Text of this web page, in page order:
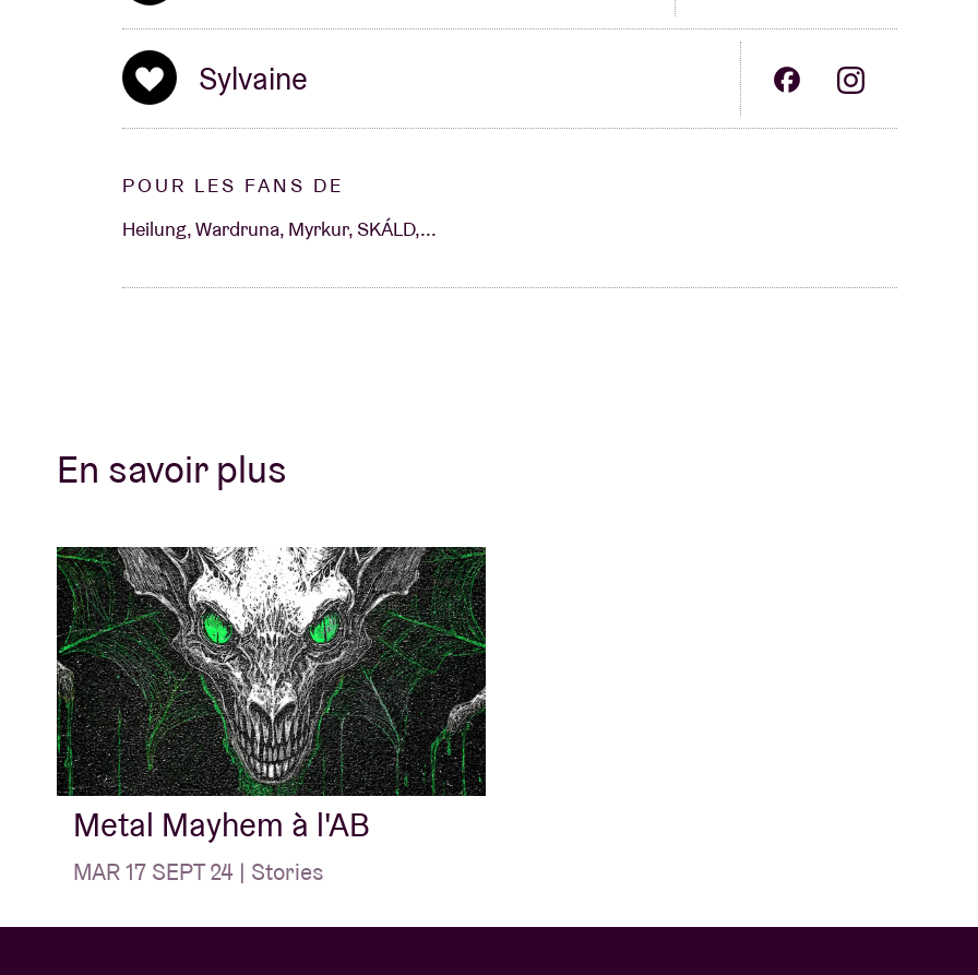
Sylvaine
POUR LES FANS DE
Heilung, Wardruna, Myrkur, SKÁLD,...
En savoir plus
Metal Mayhem à l'AB
MAR 17 SEPT 24 | Stories